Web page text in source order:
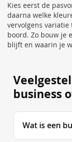
Kies eerst de
daarna welke
vervolgens
boord. Zo bouw je
blijft en waarin je
business
Wat is een